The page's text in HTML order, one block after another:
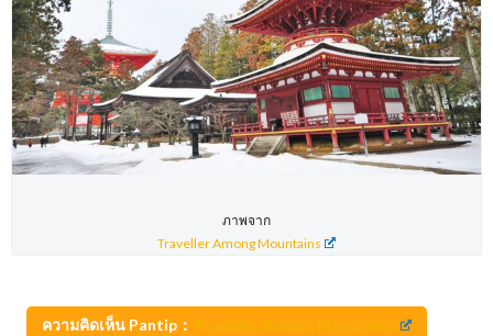
ภาพจาก
Traveller Among Mountains
ความคิดเห็น Pantip：